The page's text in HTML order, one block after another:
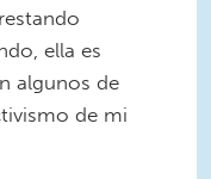
ella es
algunos de
de mi